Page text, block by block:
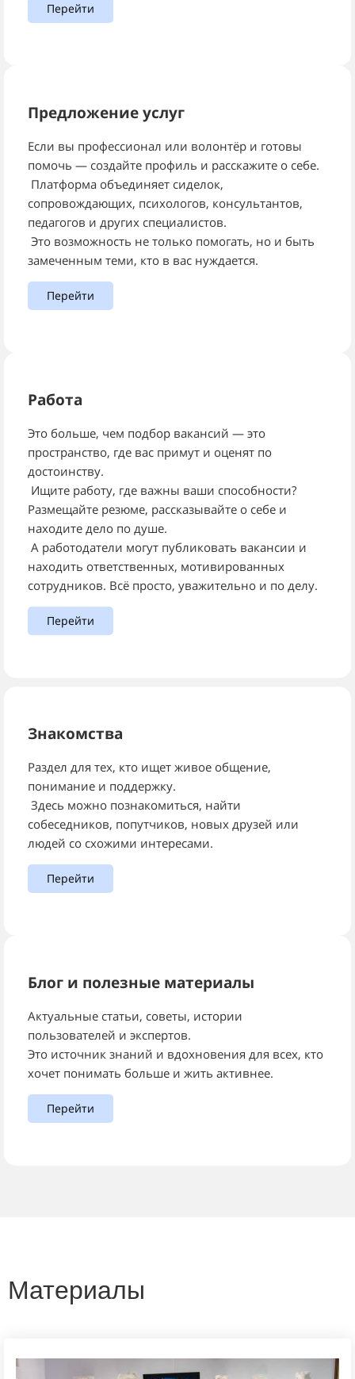
Перейти
Предложение услуг
Если вы профессионал или волонтёр и готовы
помочь — создайте профиль и расскажите о себе.
Платформа объединяет сиделок,
сопровождающих, психологов, консультантов,
педагогов и других специалистов.
Это возможность не только помогать, но и быть
замеченным теми, кто в вас нуждается.
Перейти
Работа
Это больше, чем подбор вакансий — это
пространство, где вас примут и оценят по
достоинству.
Ищите работу, где важны ваши способности?
Размещайте резюме, рассказывайте о себе и
находите дело по душе.
А работодатели могут публиковать вакансии и
находить ответственных, мотивированных
сотрудников. Всё просто, уважительно и по делу.
Перейти
Знакомства
Раздел для тех, кто ищет живое общение,
понимание и поддержку.
Здесь можно познакомиться, найти
собеседников, попутчиков, новых друзей или
людей со схожими интересами.
Перейти
Блог и полезные материалы
Актуальные статьи, советы, истории
пользователей и экспертов.
Это источник знаний и вдохновения для всех, кто
хочет понимать больше и жить активнее.
Перейти
Материалы